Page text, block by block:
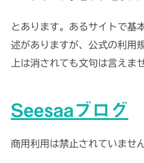
とあります。あるサイトで基
述がありますが、公式の利用
上は消されても文句は言えま
Seesaaブログ
商用利用は禁止されていません